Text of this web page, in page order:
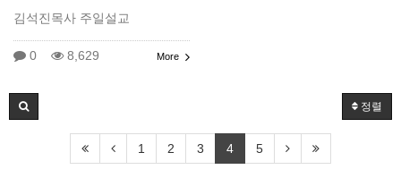
김석진목사 주일설교
0 8,629 More
정렬
1 2 3 4 5